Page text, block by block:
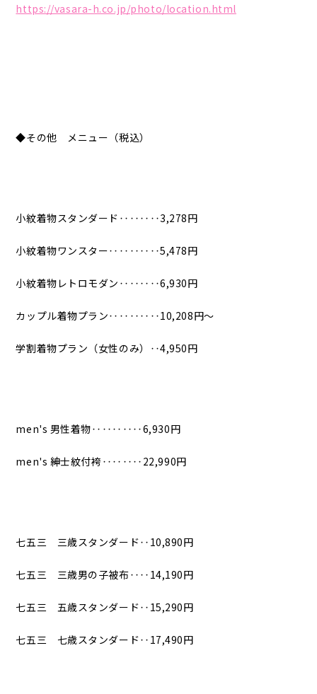
https://vasara-h.co.jp/photo/location.html
◆その他 メニュー（税込）
小紋着物スタンダード‥‥‥‥3,278円
小紋着物ワンスター‥‥‥‥‥5,478円
小紋着物レトロモダン‥‥‥‥6,930円
カップル着物プラン‥‥‥‥‥10,208円〜
学割着物プラン（女性のみ）‥4,950円
men's 男性着物‥‥‥‥‥6,930円
men's 紳士紋付袴‥‥‥‥22,990円
七五三 三歳スタンダード‥10,890円
七五三 三歳男の子被布‥‥14,190円
七五三 五歳スタンダード‥15,290円
七五三 七歳スタンダード‥17,490円